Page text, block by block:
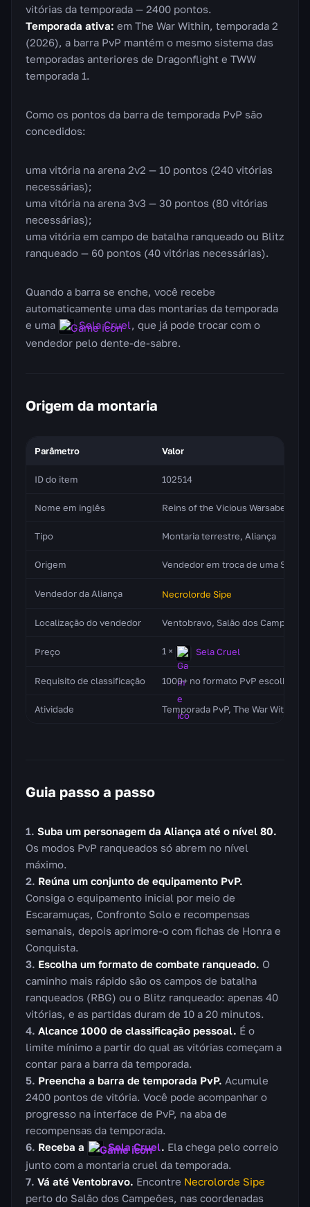
vitórias da temporada — 2400 pontos.
Temporada ativa: em The War Within, temporada 2
(2026), a barra PvP mantém o mesmo sistema das
temporadas anteriores de Dragonflight e TWW
temporada 1.
Como os pontos da barra de temporada PvP são
concedidos:
uma vitória na arena 2v2 — 10 pontos (240 vitórias
necessárias);
uma vitória na arena 3v3 — 30 pontos (80 vitórias
necessárias);
uma vitória em campo de batalha ranqueado ou Blitz
ranqueado — 60 pontos (40 vitórias necessárias).
Quando a barra se enche, você recebe
automaticamente uma das montarias da temporada
e uma
Sela Cruel, que já pode trocar com o
vendedor pelo dente-de-sabre.
Origem da montaria
Parâmetro Valor
ID do item 102514
Nome em inglês Reins of the Vicious Warsaber
Tipo Montaria terrestre, Aliança
Origem Vendedor em troca de uma Sela
Vendedor da Aliança Necrolorde Sipe
Localização do vendedor Ventobravo, Salão dos Campeões
Preço 1 × Sela Cruel
Requisito de classificação 1000+ no formato PvP escolhido
Atividade Temporada PvP, The War Within S2
Guia passo a passo
Suba um personagem da Aliança até o nível 80.
Os modos PvP ranqueados só abrem no nível
máximo.
Reúna um conjunto de equipamento PvP.
Consiga o equipamento inicial por meio de
Escaramuças, Confronto Solo e recompensas
semanais, depois aprimore-o com fichas de Honra e
Conquista.
Escolha um formato de combate ranqueado. O
caminho mais rápido são os campos de batalha
ranqueados (RBG) ou o Blitz ranqueado: apenas 40
vitórias, e as partidas duram de 10 a 20 minutos.
Alcance 1000 de classificação pessoal. É o
limite mínimo a partir do qual as vitórias começam a
contar para a barra da temporada.
Preencha a barra de temporada PvP. Acumule
2400 pontos de vitória. Você pode acompanhar o
progresso na interface de PvP, na aba de
recompensas da temporada.
Receba a
Sela Cruel. Ela chega pelo correio
junto com a montaria cruel da temporada.
Vá até Ventobravo. Encontre Necrolorde Sipe
perto do Salão dos Campeões, nas coordenadas